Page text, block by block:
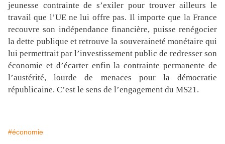
jeunesse contrainte de s’exiler pour trouver ailleurs le
travail que l’UE ne lui offre pas. Il importe que la France
recouvre son indépendance financière, puisse renégocier
la dette publique et retrouve la souveraineté monétaire qui
lui permettrait par l’investissement public de redresser son
économie et d’écarter enfin la contrainte permanente de
l’austérité, lourde de menaces pour la démocratie
républicaine. C’est le sens de l’engagement du MS21.
#économie